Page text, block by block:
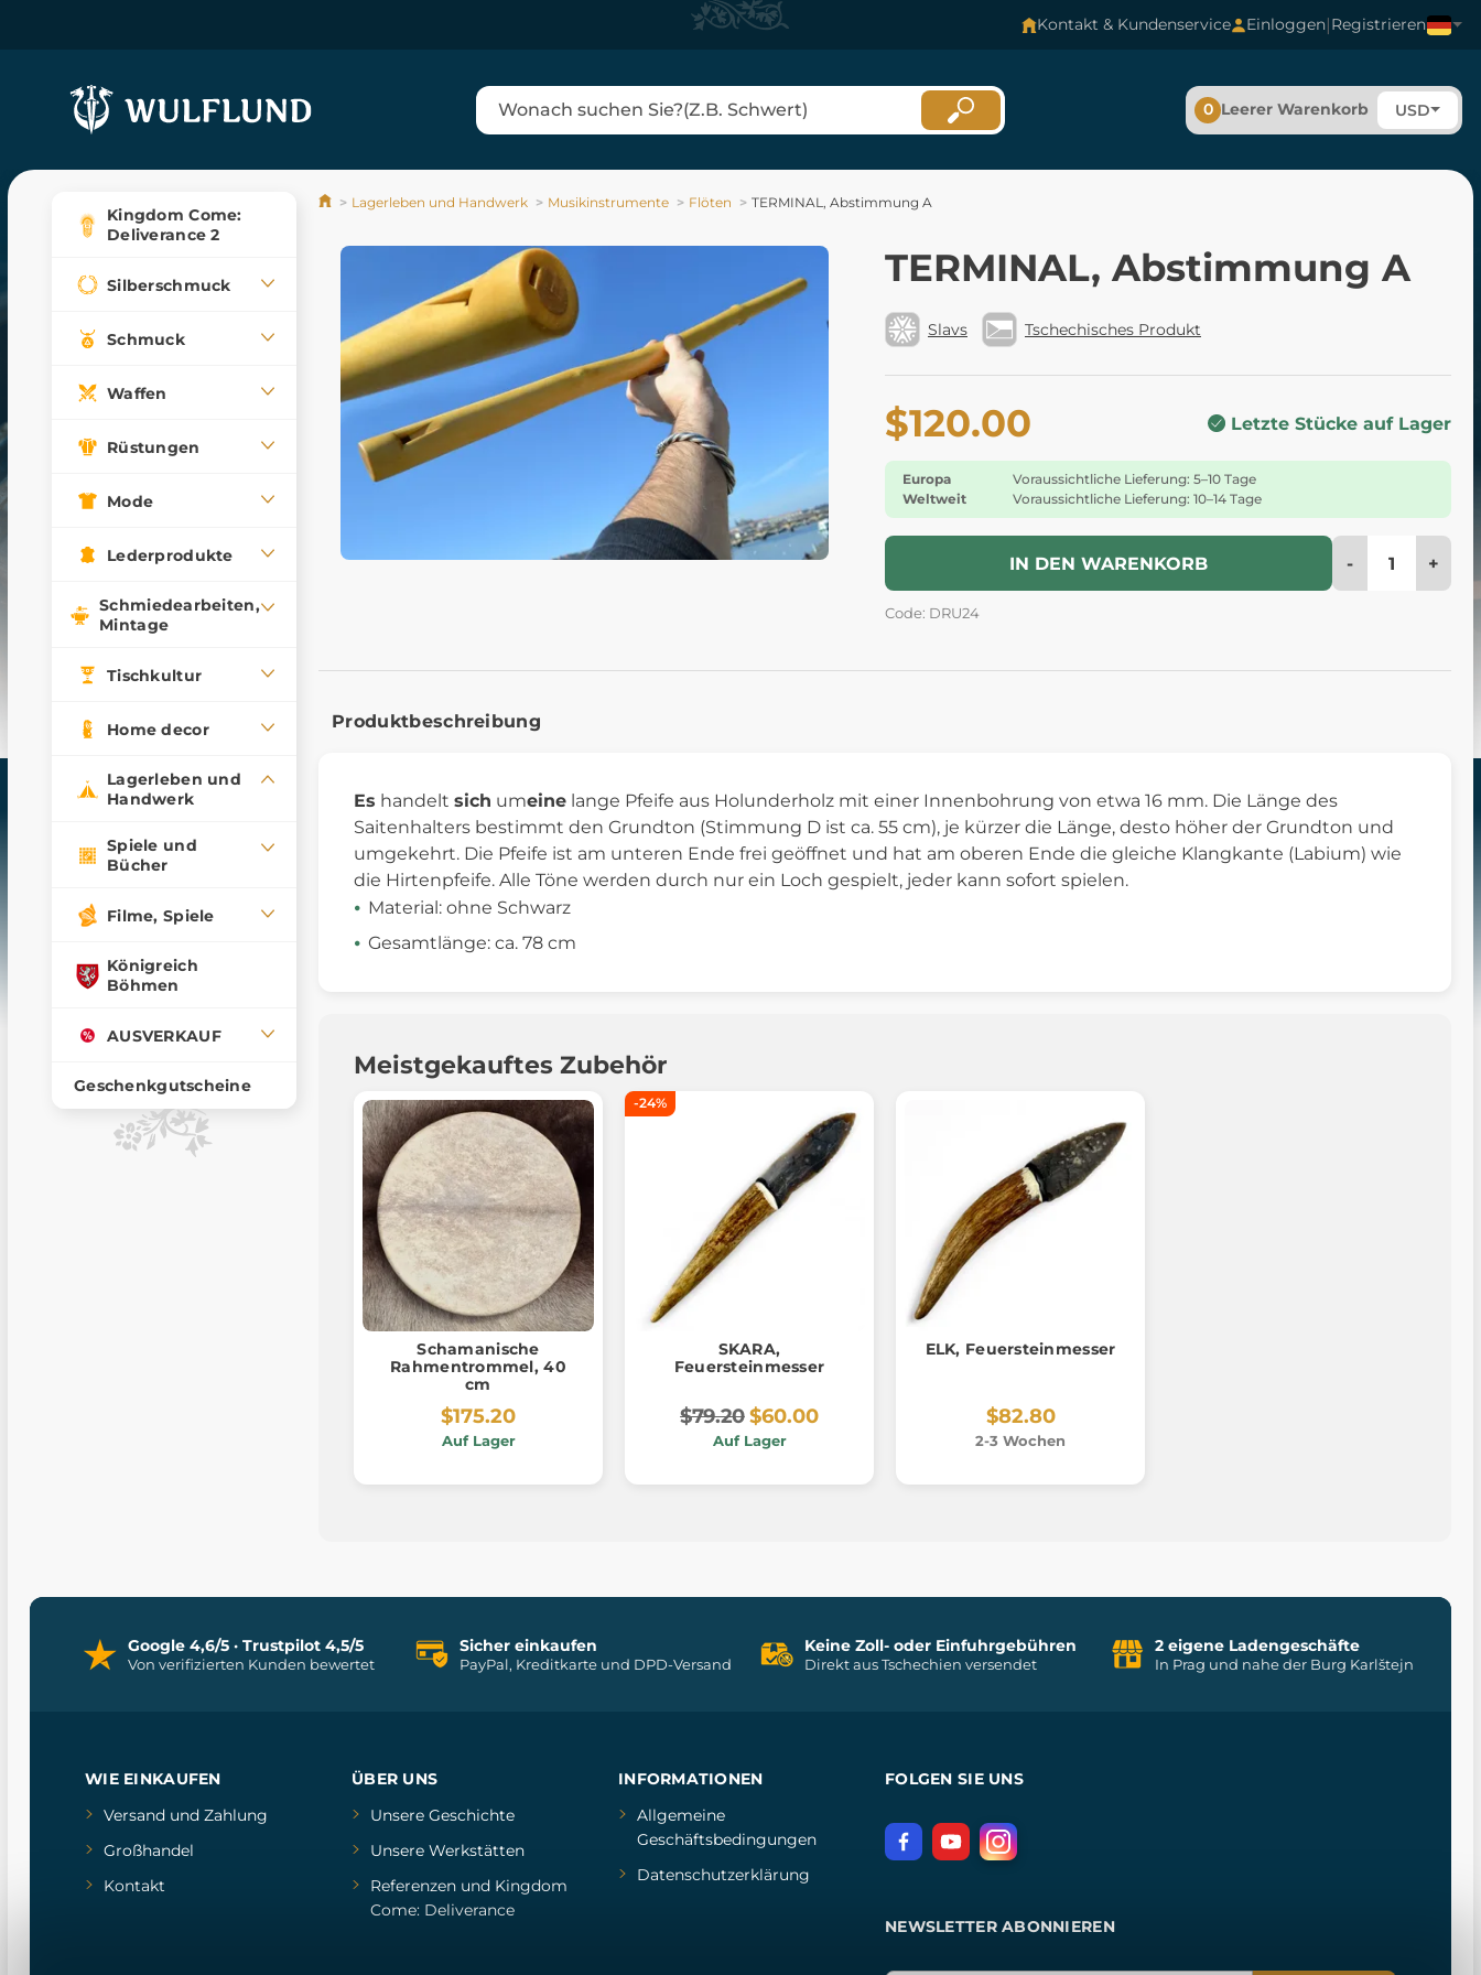
Kontakt & Kundenservice Einloggen|Registrieren
0 Leerer Warenkorb USD
Kingdom Come:
Deliverance 2
Silberschmuck
Schmuck
Waffen
Rüstungen
Mode
Lederprodukte
Schmiedearbeiten,
Mintage
Tischkultur
Home decor
Lagerleben und
Handwerk
Spiele und
Bücher
Filme, Spiele
Königreich
Böhmen
AUSVERKAUF
Geschenkgutscheine
Lagerleben und Handwerk Musikinstrumente Flöten TERMINAL, Abstimmung A
TERMINAL, Abstimmung A
Slavs Tschechisches Produkt
$120.00 Letzte Stücke auf Lager
Europa
Voraussichtliche Lieferung: 5–10 Tage
Weltweit
Voraussichtliche Lieferung: 10–14 Tage
IN DEN WARENKORB - +
Code: DRU24
Produktbeschreibung
Es handelt sich umeine lange Pfeife aus Holunderholz mit einer Innenbohrung von etwa 16 mm. Die Länge des
Saitenhalters bestimmt den Grundton (Stimmung D ist ca. 55 cm), je kürzer die Länge, desto höher der Grundton und
umgekehrt. Die Pfeife ist am unteren Ende frei geöffnet und hat am oberen Ende die gleiche Klangkante (Labium) wie
die Hirtenpfeife. Alle Töne werden durch nur ein Loch gespielt, jeder kann sofort spielen.
Material: ohne Schwarz
Gesamtlänge: ca. 78 cm
Meistgekauftes Zubehör
Schamanische
Rahmentrommel, 40
cm
$175.20
Auf Lager
-24%
SKARA,
Feuersteinmesser
$79.20$60.00
Auf Lager
ELK, Feuersteinmesser
$82.80
2-3 Wochen
Google 4,6/5 · Trustpilot 4,5/5
Von verifizierten Kunden bewertet
Sicher einkaufen
PayPal, Kreditkarte und DPD-Versand
Keine Zoll- oder Einfuhrgebühren
Direkt aus Tschechien versendet
2 eigene Ladengeschäfte
In Prag und nahe der Burg Karlštejn
WIE EINKAUFEN
Versand und Zahlung
Großhandel
Kontakt
ÜBER UNS
Unsere Geschichte
Unsere Werkstätten
Referenzenund Kingdom
Come: Deliverance
INFORMATIONEN
Allgemeine
Geschäftsbedingungen
Datenschutzerklärung
FOLGEN SIE UNS
NEWSLETTER ABONNIEREN